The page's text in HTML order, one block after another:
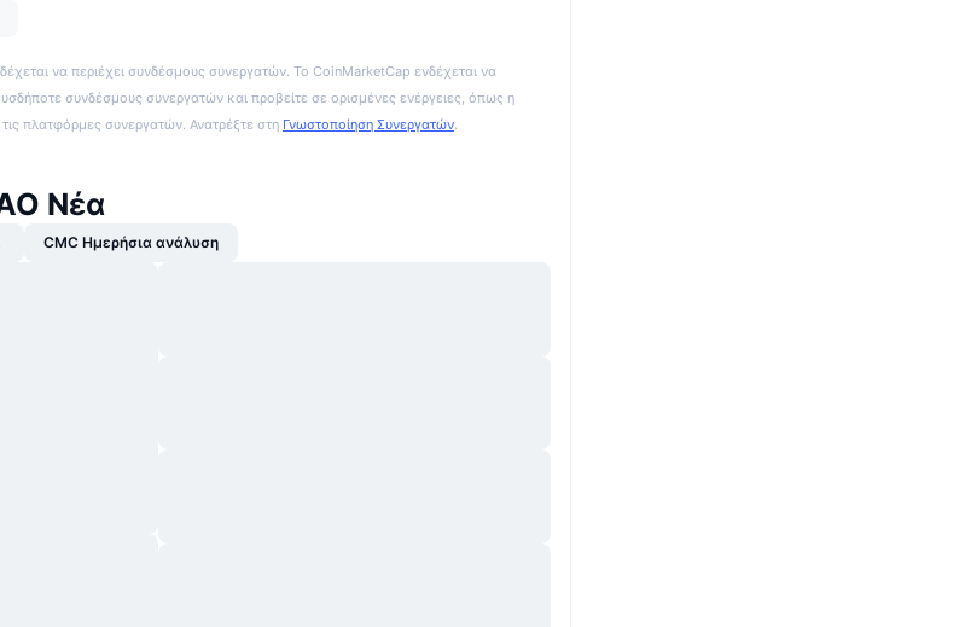
να περιέχει συνδέσμους συνεργατών. Το CoinMarketCap ενδέχεται να
συνδέσμους συνεργατών και προβείτε σε ορισμένες ενέργειες, όπως η
πλατφόρμες συνεργατών. Ανατρέξτε στη Γνωστοποίηση Συνεργατών.
Νέα
CMC Ημερήσια ανάλυση